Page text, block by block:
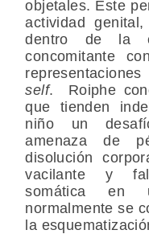
objetales. Este
actividad
dentro de la
concomitante
self. Roiphe
que tienden
niño un
amenaza de
disolución
vacilante y
somática en
normalmente se
la